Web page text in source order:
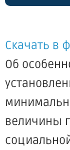
Скачать в
Об
величины